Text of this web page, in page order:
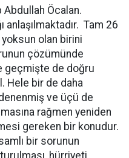
Abdullah Öcalan.
anlaşılmaktadır. Tam 26
olan birini
çözümünde
geçmişte de doğru
Hele bir de daha
ve üçü de
rağmen yeniden
gereken bir konudur.
bir sorunun